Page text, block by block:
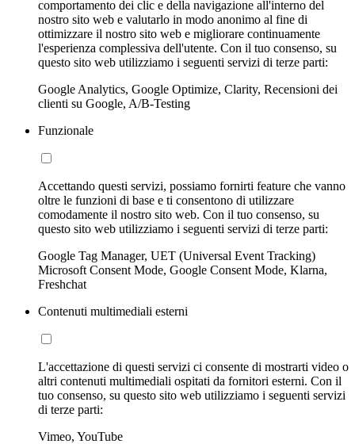
comportamento dei clic e della navigazione all'interno del
nostro sito web e valutarlo in modo anonimo al fine di
ottimizzare il nostro sito web e migliorare continuamente
l'esperienza complessiva dell'utente. Con il tuo consenso, su
questo sito web utilizziamo i seguenti servizi di terze parti:
Google Analytics, Google Optimize, Clarity, Recensioni dei
clienti su Google, A/B-Testing
Funzionale
Accettando questi servizi, possiamo fornirti feature che vanno
oltre le funzioni di base e ti consentono di utilizzare
comodamente il nostro sito web. Con il tuo consenso, su
questo sito web utilizziamo i seguenti servizi di terze parti:
Google Tag Manager, UET (Universal Event Tracking)
Microsoft Consent Mode, Google Consent Mode, Klarna,
Freshchat
Contenuti multimediali esterni
L'accettazione di questi servizi ci consente di mostrarti video o
altri contenuti multimediali ospitati da fornitori esterni. Con il
tuo consenso, su questo sito web utilizziamo i seguenti servizi
di terze parti:
Vimeo, YouTube